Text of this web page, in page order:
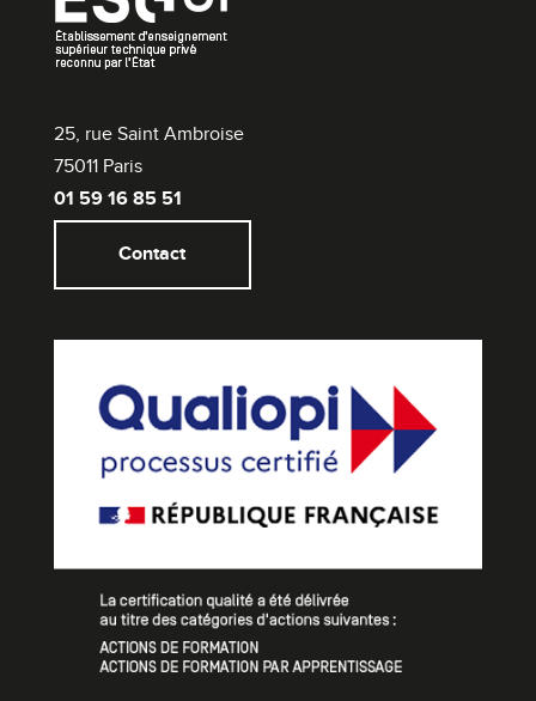
25, rue Saint Ambroise
75011 Paris
01 59 16 85 51
Contact